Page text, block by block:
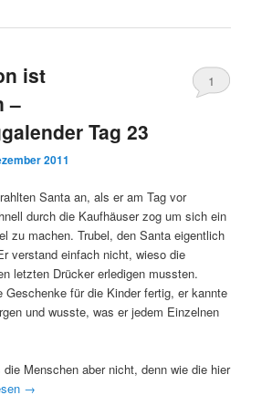
ist
–
Tag 23
2011
1
Santa an, als er am Tag vor
durch die Kaufhäuser zog um sich ein
zu machen. Trubel, den Santa eigentlich
verstand einfach nicht, wieso die
letzten Drücker erledigen mussten.
Geschenke für die Kinder fertig, er kannte
und wusste, was er jedem Einzelnen
Menschen aber nicht, denn wie die hier
→